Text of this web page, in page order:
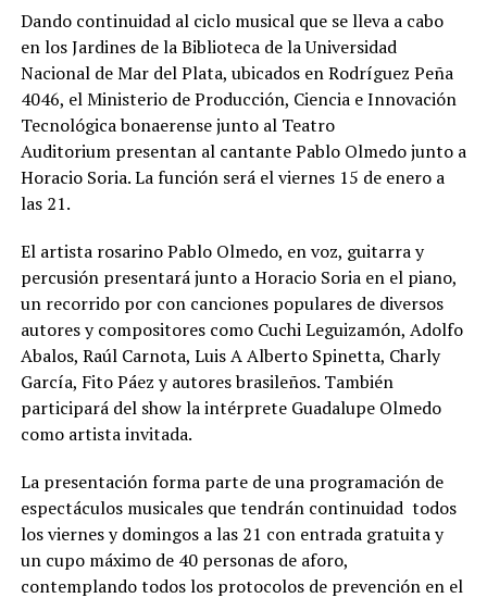
Dando continuidad al ciclo musical que se lleva a cabo
en los Jardines de la Biblioteca de la Universidad
Nacional de Mar del Plata, ubicados en Rodríguez Peña
4046, el Ministerio de Producción, Ciencia e Innovación
Tecnológica bonaerense junto al Teatro
Auditorium presentan al cantante Pablo Olmedo junto a
Horacio Soria. La función será el viernes 15 de enero a
las 21.
El artista rosarino Pablo Olmedo, en voz, guitarra y
percusión presentará junto a Horacio Soria en el piano,
un recorrido por con canciones populares de diversos
autores y compositores como Cuchi Leguizamón, Adolfo
Abalos, Raúl Carnota, Luis A Alberto Spinetta, Charly
García, Fito Páez y autores brasileños. También
participará del show la intérprete Guadalupe Olmedo
como artista invitada.
La presentación forma parte de una programación de
espectáculos musicales que tendrán continuidad todos
los viernes y domingos a las 21 con entrada gratuita y
un cupo máximo de 40 personas de aforo,
contemplando todos los protocolos de prevención en el